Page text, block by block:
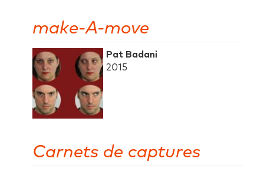
make-A-move
Pat Badani
2015
Carnets de captures